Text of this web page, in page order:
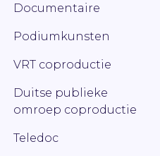
Documentaire
Podiumkunsten
VRT coproductie
Duitse publieke
omroep coproductie
Teledoc